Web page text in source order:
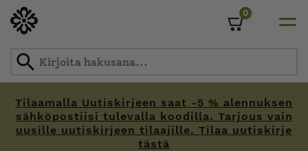
Tilaamalla Uutiskirjeen saat -5 % alennuksen
sähköpostiisi tulevalla koodilla. Tarjous vain
uusille uutiskirjeen tilaajille. Tilaa uutiskirje
tästä
0